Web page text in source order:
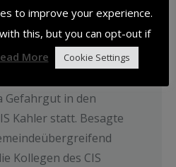
– 23.02.18
2018
des
Gefahrgut in den
Kahler statt. Besagte
Kollegen des CIS
to improve your experience.
this, but you can opt-out if
More Cookie Settings